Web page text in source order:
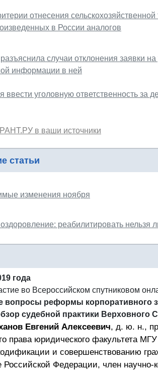
отнесения
в России аналогов
случаи отклонения заявки на
информации в ней
ввести уголовную ответственность за
в ваши источники
статьи
изменения ноября
реабилитировать нельзя
года
во Всероссийском спутниковом
вопросы реформы корпоративного
судебной практики Верховного
Евгений Алексеевич, д. ю. н.,
права юридического факультета
и совершенствованию
Российской Федерации, член научно-